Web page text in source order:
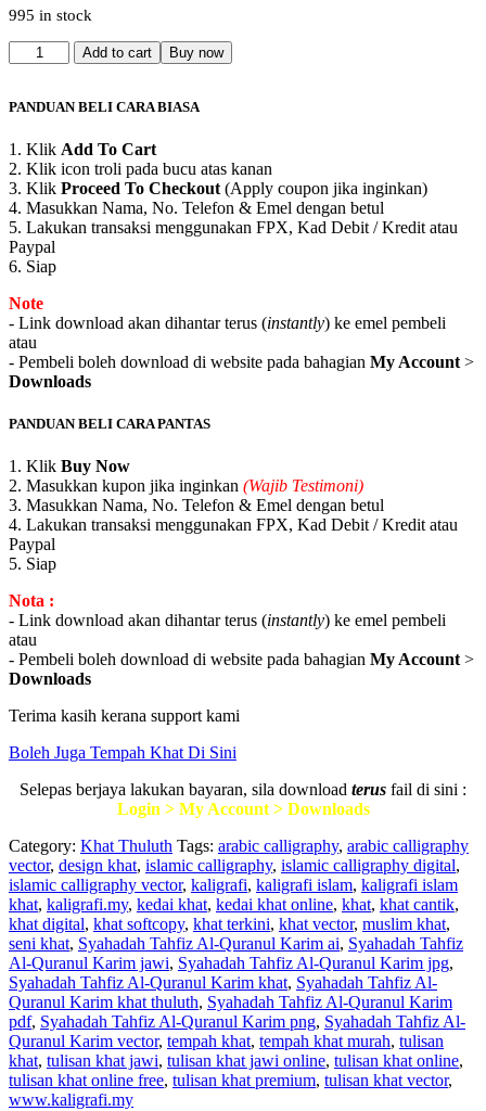
995 in stock
Syahadah
Tahfiz
Quranul
(Khat
Thuluth)
Vector
quantity
Add to cart Buy now
PANDUAN BELI CARA BIASA
1. Klik Add To Cart
2. Klik icon troli pada bucu atas kanan
3. Klik Proceed To Checkout (Apply coupon jika inginkan)
4. Masukkan Nama, No. Telefon & Emel dengan betul
5. Lakukan transaksi menggunakan FPX, Kad Debit / Kredit atau
Paypal
6. Siap
Note
- Link download akan dihantar terus (instantly) ke emel pembeli
atau
- Pembeli boleh download di website pada bahagian My Account >
Downloads
PANDUAN BELI CARA PANTAS
1. Klik Buy Now
2. Masukkan kupon jika inginkan (Wajib Testimoni)
3. Masukkan Nama, No. Telefon & Emel dengan betul
4. Lakukan transaksi menggunakan FPX, Kad Debit / Kredit atau
Paypal
5. Siap
Nota :
- Link download akan dihantar terus (instantly) ke emel pembeli
atau
- Pembeli boleh download di website pada bahagian My Account >
Downloads
Terima kasih kerana support kami
Boleh Juga Tempah Khat Di Sini
Selepas berjaya lakukan bayaran, sila download terus fail di sini :
Login > My Account > Downloads
Category: Khat Thuluth Tags: arabic calligraphy, arabic calligraphy
vector, design khat, islamic calligraphy, islamic calligraphy digital,
islamic calligraphy vector, kaligrafi, kaligrafi islam, kaligrafi islam
khat, kaligrafi.my, kedai khat, kedai khat online, khat, khat cantik,
khat digital, khat softcopy, khat terkini, khat vector, muslim khat,
seni khat, Syahadah Tahfiz Al-Quranul Karim ai, Syahadah Tahfiz
Al-Quranul Karim jawi, Syahadah Tahfiz Al-Quranul Karim jpg,
Syahadah Tahfiz Al-Quranul Karim khat, Syahadah Tahfiz Al-
Quranul Karim khat thuluth, Syahadah Tahfiz Al-Quranul Karim
pdf, Syahadah Tahfiz Al-Quranul Karim png, Syahadah Tahfiz Al-
Quranul Karim vector, tempah khat, tempah khat murah, tulisan
khat, tulisan khat jawi, tulisan khat jawi online, tulisan khat online,
tulisan khat online free, tulisan khat premium, tulisan khat vector,
www.kaligrafi.my